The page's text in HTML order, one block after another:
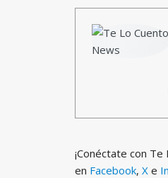
¡Conéctate con
en Facebook, X e